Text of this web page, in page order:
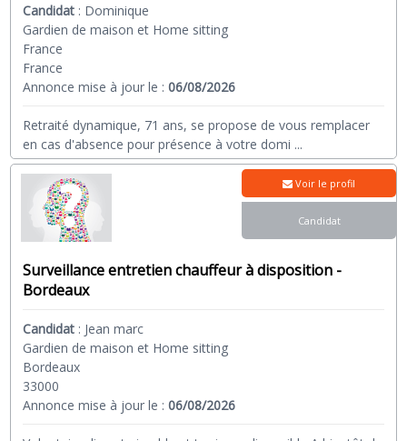
Candidat : Dominique
Gardien de maison et Home sitting
France
France
Annonce mise à jour le :06/08/2026
Retraité dynamique, 71 ans, se propose de vous remplacer
en cas d'absence pour présence à votre domi ...
Surveillance entretien chauffeur à disposition -
Bordeaux
Candidat : Jean marc
Gardien de maison et Home sitting
Bordeaux
33000
Annonce mise à jour le :06/08/2026
Voir le profil
Candidat